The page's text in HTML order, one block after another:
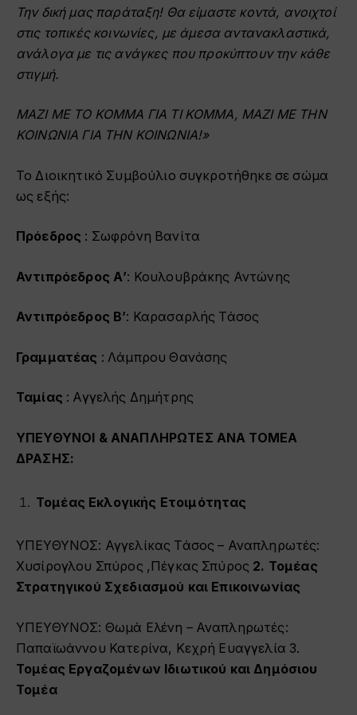
Την δική μας παράταξη! Θα είμαστε κοντά, ανοιχτοί
στις τοπικές κοινωνίες, με άμεσα αντανακλαστικά,
ανάλογα με τις ανάγκες που προκύπτουν την κάθε
στιγμή.
ΜΑΖΙ ΜΕ ΤΟ ΚΟΜΜΑ ΓΙΑ ΤΙ ΚΟΜΜΑ, ΜΑΖΙ ΜΕ ΤΗΝ
ΚΟΙΝΩΝΙΑ ΓΙΑ ΤΗΝ ΚΟΙΝΩΝΙΑ!»
Το Διοικητικό Συμβούλιο συγκροτήθηκε σε σώμα
ως εξής:
Πρόεδρος : Σωφρόνη Βανίτα
Αντιπρόεδρος Α’: Κουλουβράκης Αντώνης
Αντιπρόεδρος Β’: Καρασαρλής Τάσος
Γραμματέας : Λάμπρου Θανάσης
Ταμίας : Αγγελής Δημήτρης
ΥΠΕΥΘΥΝΟΙ & ΑΝΑΠΛΗΡΩΤΕΣ ΑΝΑ ΤΟΜΕΑ
ΔΡΑΣΗΣ:
Τομέας Εκλογικής Ετοιμότητας
ΥΠΕΥΘΥΝΟΣ: Αγγελίκας Τάσος – Αναπληρωτές:
Χυσίρογλου Σπύρος ,Πέγκας Σπύρος 2. Τομέας
Στρατηγικού Σχεδιασμού και Επικοινωνίας
ΥΠΕΥΘΥΝΟΣ: Θωμά Ελένη – Αναπληρωτές:
Παπαϊωάννου Κατερίνα, Κεχρή Ευαγγελία 3.
Τομέας Εργαζομένων Ιδιωτικού και Δημόσιου
Τομέα